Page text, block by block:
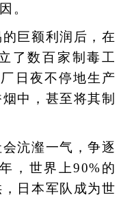
。
巨额利润后，在
了数百家制毒工
日夜不停地生产
中，甚至将其制
沆瀣一气，争逐
，世界上90%的
日本军队成为世